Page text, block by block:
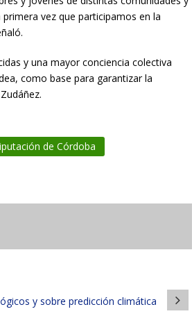
vez que participamos en la
y una mayor conciencia colectiva
como base para garantizar la
de Córdoba
y sobre predicción climática